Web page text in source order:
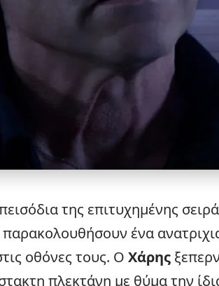
της επιτυχημένης
ένα
οθόνες τους. Ο Χάρης
πλεκτάνη με θύμα την